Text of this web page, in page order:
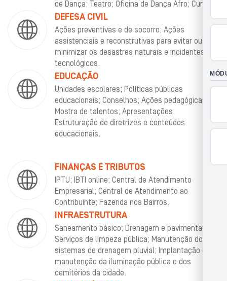
de Dança; Teatro; Oficina de Dança Afro; Cursos.
DEFESA CIVIL
Ações preventivas e de socorro; Ações
assistenciais e reconstrutivas para evitar ou
minimizar os desastres naturais e incidentes
tecnológicos.
EDUCAÇÃO
Unidades escolares; Políticas públicas
educacionais; Conselhos; Ações pedagógicas;
Mostra de talentos; Apresentações;
Estruturação de diretrizes e conteúdos
educacionais.
FINANÇAS E TRIBUTOS
IPTU; IBTI online; Central de Atendimento
Empresarial; Central de Atendimento ao
Contribuinte; Fazenda nos Bairros.
INFRAESTRUTURA
Saneamento básico; Drenagem e pavimentação;
Serviços de limpeza pública; Manutenção dos
sistemas de drenagem pluvial; Implantação e
manutenção da iluminação pública e dos
cemitérios da cidade.